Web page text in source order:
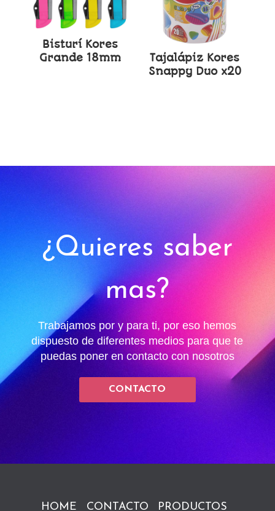
Bisturí Kores
Grande 18mm
Tajalápiz Kores
Snappy Duo x20
¿Quieres saber
mas?
Trabajamos por y para ti, por eso hemos
dispuesto de diferentes medios para que te
puedas poner en contacto con nosotros
CONTACTO
HOME CONTACTO PRODUCTOS